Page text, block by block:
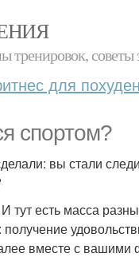
советы
для
спортом?
вы стали
есть масса
вместе с